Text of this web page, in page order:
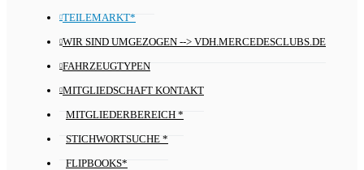
TEILEMARKT*
WIR SIND UMGEZOGEN --> VDH.MERCEDESCLUBS.DE
FAHRZEUGTYPEN
MITGLIEDSCHAFT KONTAKT
MITGLIEDERBEREICH *
STICHWORTSUCHE *
FLIPBOOKS*